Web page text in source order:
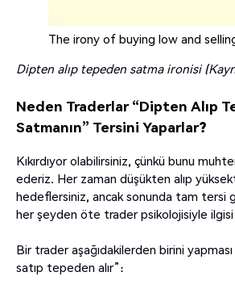
The irony of buying low and
Dipten alıp tepeden satma ironisi
Neden Traderlar “Dipten Alıp
Satmanın” Tersini Yaparlar?
Kıkırdıyor olabilirsiniz, çünkü bunu
ederiz. Her zaman düşükten alıp
hedeflersiniz, ancak sonunda tam tersi
her şeyden öte trader psikolojisiyle ilgisi
Bir trader aşağıdakilerden birini
satıp tepeden alır”: